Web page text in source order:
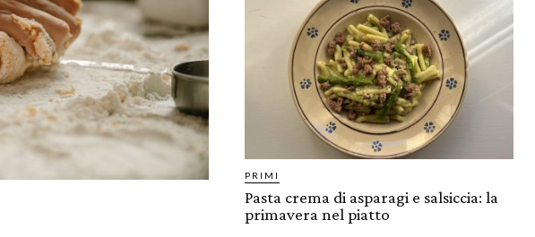
PRIMI
Pasta crema di asparagi e salsiccia: la
primavera nel piatto